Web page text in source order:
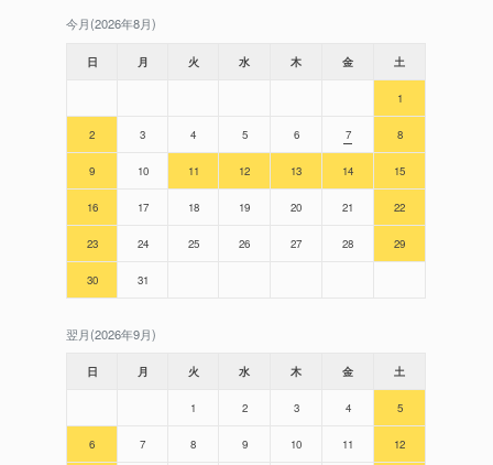
今月(2026年8月)
日 月 火 水 木 金 土
1
2 3 4 5 6 7 8
9 10 11 12 13 14 15
16 17 18 19 20 21 22
23 24 25 26 27 28 29
30 31
翌月(2026年9月)
日 月 火 水 木 金 土
1 2 3 4 5
6 7 8 9 10 11 12